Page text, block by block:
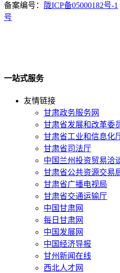
备案编号： 陇ICP备05000182号-1
号
一站式服务
友情链接
甘肃政务服务网
甘肃省发展和改革委
甘肃省工业和信息化
甘肃省司法厅
中国兰州投资贸易洽
甘肃省公共资源交易
甘肃省广播电视局
甘肃省交通运输厅
中国甘肃网
每日甘肃网
中国发展网
中国经济导报
甘州新闻在线
西北人才网